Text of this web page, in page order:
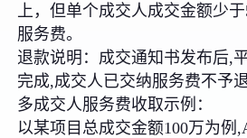
上，但单个成交人成交金额少
服务费。
退款说明：成交通知书发布后,
完成,成交人已交纳服务费不予退
多成交人服务费收取示例：
以某项目总成交金额100万为例